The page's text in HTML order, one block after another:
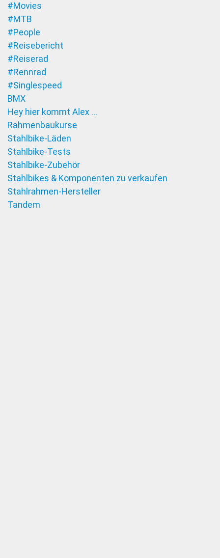
#Movies
#MTB
#People
#Reisebericht
#Reiserad
#Rennrad
#Singlespeed
BMX
Hey hier kommt Alex …
Rahmenbaukurse
Stahlbike-Läden
Stahlbike-Tests
Stahlbike-Zubehör
Stahlbikes & Komponenten zu verkaufen
Stahlrahmen-Hersteller
Tandem